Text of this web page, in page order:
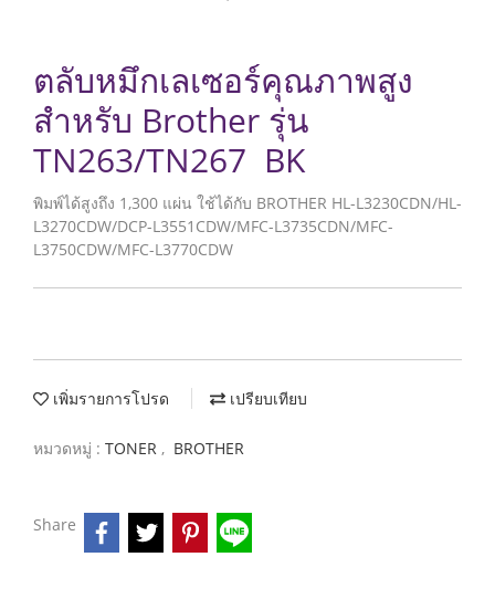
ตลับหมึกเลเซอร์คุณภาพสูง
สำหรับ Brother รุ่น
TN263/TN267 BK
พิมพ์ได้สูงถึง 1,300 แผ่น ใช้ได้กับ BROTHER HL-L3230CDN/HL-
L3270CDW/DCP-L3551CDW/MFC-L3735CDN/MFC-
L3750CDW/MFC-L3770CDW
เพิ่มรายการโปรด เปรียบเทียบ
หมวดหมู่ : TONER , BROTHER
Share